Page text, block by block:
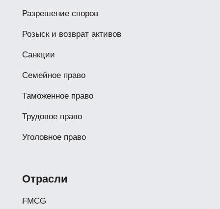
Разрешение споров
Розыск и возврат активов
Санкции
Семейное право
Таможенное право
Трудовое право
Уголовное право
Отрасли
FMCG